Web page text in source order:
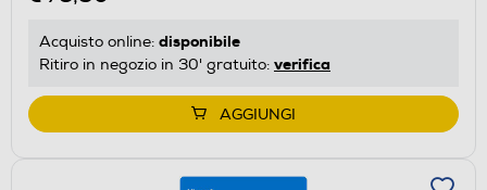
Acquisto online: disponibile
Ritiro in negozio in 30' gratuito: verifica
AGGIUNGI